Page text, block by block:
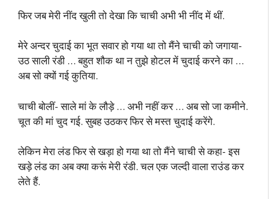
फिर जब मेरी नींद खुली तो देखा कि चाची अभी भी नींद में थीं.
मेरे अन्दर चुदाई का भूत सवार हो गया था तो मैंने चाची को जगाया-
उठ साली रंडी … बहुत शौक था न तुझे होटल में चुदाई करने का …
अब सो क्यों गई कुतिया.
चाची बोलीं- साले मां के लौड़े … अभी नहीं कर … अब सो जा कमीने.
चूत की मां चुद गई. सुबह उठकर फिर से मस्त चुदाई करेंगे.
लेकिन मेरा लंड फिर से खड़ा हो गया था तो मैंने चाची से कहा- इस
खड़े लंड का अब क्या करूं मेरी रंडी. चल एक जल्दी वाला राउंड कर
लेते हैं.